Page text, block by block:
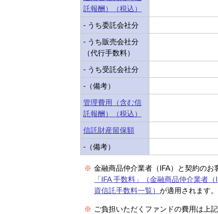
託報酬）（税込）
- うち委託会社分
- うち販売会社分
（代行手数料）
- うち受託会社分
-（備考）
管理費用（含む信
託報酬）（税込）
信託財産留保額
-（備考）
※ 金融商品仲介業者（IFA）と契約のお
「IFA 手数料」（金融商品仲介業者
資信託手数料一覧） が適用されます。
※ ご負担いただくファンドの費用は上